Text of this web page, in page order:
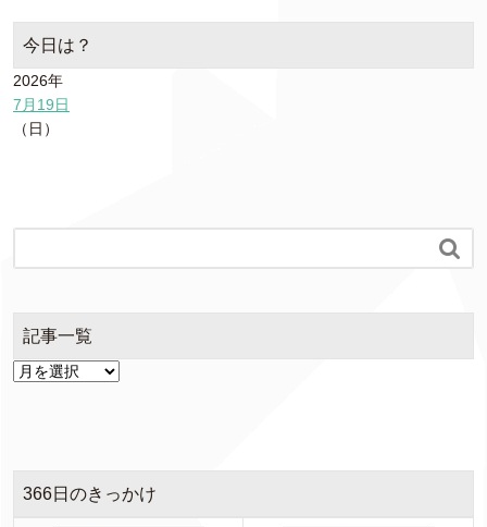
今日は？
2026年
7月19日
（日）

記事一覧
366日のきっかけ